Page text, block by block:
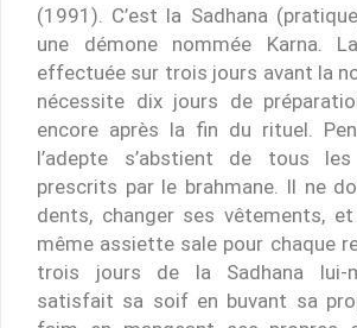
(1991). C’est la Sadhana
une démone nommée Karna.
effectuée sur trois jours avant la
nécessite dix jours de
encore après la fin du rituel.
l’adepte s’abstient de tous
prescrits par le brahmane. Il ne
dents, changer ses vêtements,
même assiette sale pour chaque
trois jours de la Sadhana lui-
satisfait sa soif en buvant sa